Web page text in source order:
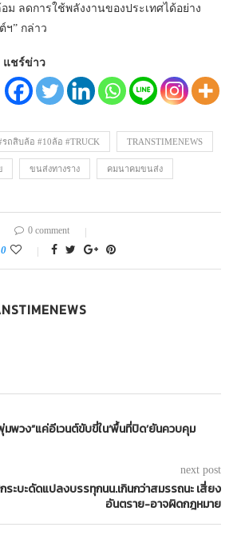
ม ลดการใช้พลังงานของประเทศได้อย่าง
ฯ” กล่าว
แชร์ข่าว
ถสิบล้อ #10ล้อ #TRUCK TRANSTIMENEWS
ขนส่งทางราง คมนาคมขนส่ง
0 comment
0
พวง”แค่อีเวนต์ขับขี่ใน‘พื้นที่ปิด’ยันควบคุม
next post
ระบะดัดแปลงบรรทุกนน.เกินกว่าสมรรถนะ เสี่ยง
อันตราย-อาจผิดกฎหมาย